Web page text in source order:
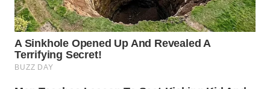
CIANJUR
WN
KEPULAUAN
SERIBU